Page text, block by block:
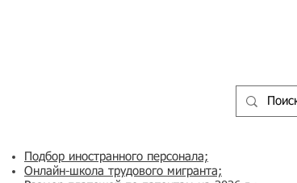
Подбор иностранного персонала;
Онлайн-школа трудового мигранта;